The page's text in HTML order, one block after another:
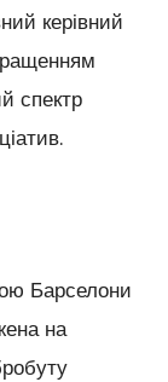
керівний
спектр
Барселони
на